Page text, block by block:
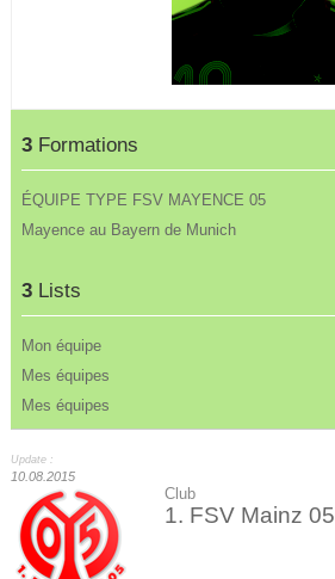
3 Formations
ÉQUIPE TYPE FSV MAYENCE 05
Mayence au Bayern de Munich
3 Lists
Mon équipe
Mes équipes
Mes équipes
Update :
10.08.2015
Club
1. FSV Mainz 05